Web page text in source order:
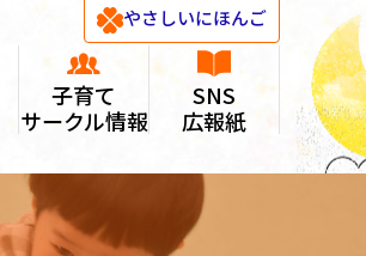
やさしいにほんご
子育て
サークル情報
SNS
広報紙